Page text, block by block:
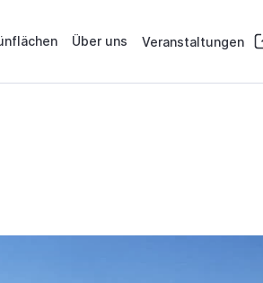
Über uns Veranstaltungen